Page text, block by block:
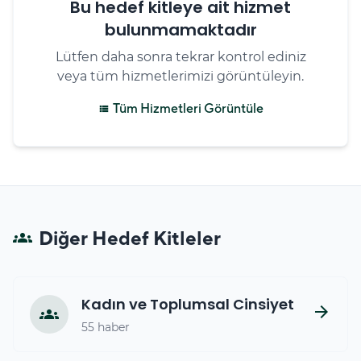
Bu hedef kitleye ait hizmet
bulunmamaktadır
Lütfen daha sonra tekrar kontrol ediniz
veya tüm hizmetlerimizi görüntüleyin.
view_list Tüm Hizmetleri Görüntüle
groups Diğer Hedef Kitleler
groups Kadın ve Toplumsal Cinsiyet
55 haber
arrow_forward